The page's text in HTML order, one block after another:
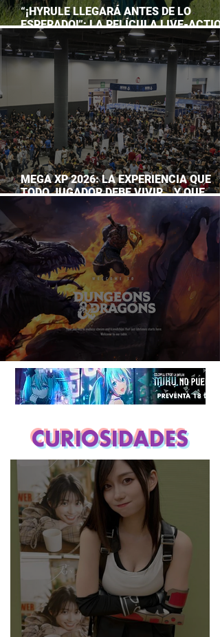
“¡HYRULE LLEGARÁ ANTES DE LO
ESPERADO!”: LA PELÍCULA LIVE-
DE THE LEGEND OF ZELDA ADELANTA
ESTRENO
MEGA XP 2026: LA EXPERIENCIA QUE
TODO JUGADOR DEBE VIVIR… Y QUE
AHORA PUEDES DISFRUTAR A TU RITMO
DUNGEONS & DRAGONS ¿TE ATREVES?
CURIOSIDADES